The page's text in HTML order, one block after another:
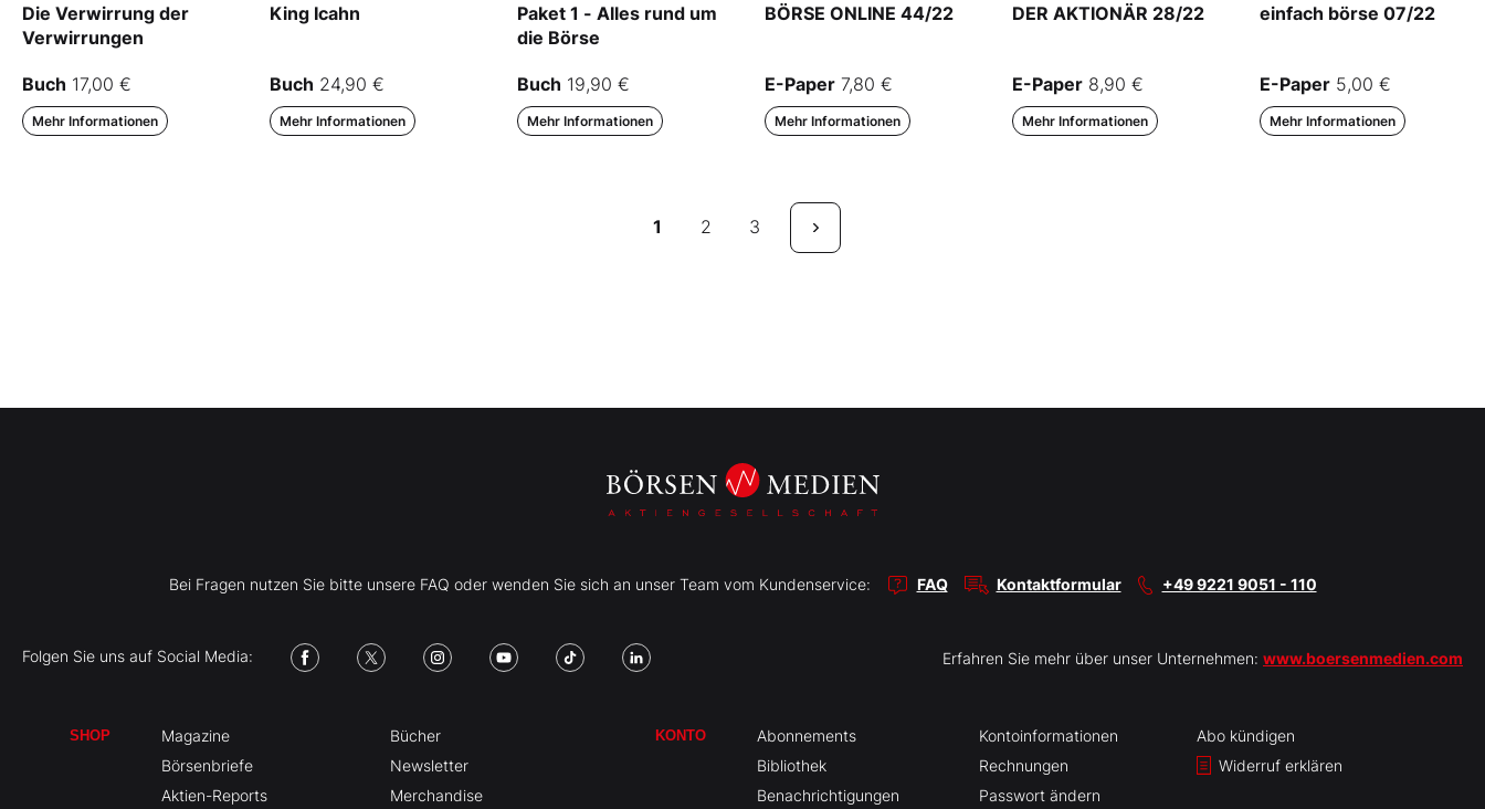
Die Verwirrung der
Verwirrungen
Buch 17,00 €
Mehr Informationen
King Icahn
Buch 24,90 €
Mehr Informationen
Paket 1 - Alles rund um
die Börse
Buch 19,90 €
Mehr Informationen
BÖRSE ONLINE 44/22
E-Paper 7,80 €
Mehr Informationen
DER AKTIONÄR 28/22
E-Paper 8,90 €
Mehr Informationen
einfach börse 07/22
E-Paper 5,00 €
Mehr Informationen
1 2 3
Bei Fragen nutzen Sie bitte unsere FAQ oder wenden Sie sich an unser Team vom Kundenservice: FAQ Kontaktformular +49 9221 9051 - 110
Folgen Sie uns auf Social Media: Erfahren Sie mehr über unser Unternehmen: www.boersenmedien.com
SHOP
Magazine
Börsenbriefe
Aktien-Reports
Bücher
Newsletter
Merchandise
KONTO
Abonnements
Bibliothek
Benachrichtigungen
Kontoinformationen
Rechnungen
Passwort ändern
Abo kündigen
Widerruf erklären